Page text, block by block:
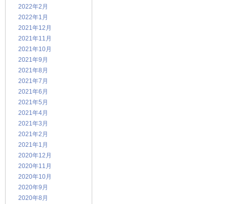
2022年2月
2022年1月
2021年12月
2021年11月
2021年10月
2021年9月
2021年8月
2021年7月
2021年6月
2021年5月
2021年4月
2021年3月
2021年2月
2021年1月
2020年12月
2020年11月
2020年10月
2020年9月
2020年8月